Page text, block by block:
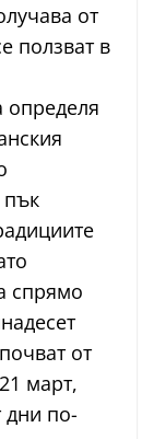
от
ползват в
определя
пък
спрямо
от
март,
дни по-